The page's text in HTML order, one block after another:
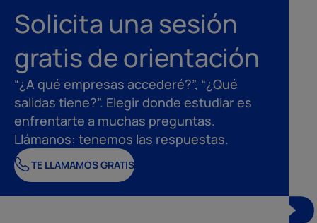
Solicita una sesión
gratis de orientación
“¿A qué empresas accederé?”, “¿Qué
salidas tiene?”. Elegir donde estudiar es
enfrentarte a muchas preguntas.
Llámanos: tenemos las respuestas.
TE LLAMAMOS GRATIS